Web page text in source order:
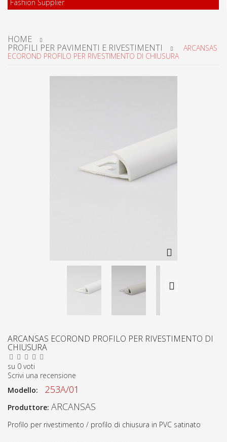
Fashion Supplier
HOME
PROFILI PER PAVIMENTI E RIVESTIMENTI
ARCANSAS
ECOROND PROFILO PER RIVESTIMENTO DI CHIUSURA
ARCANSAS ECOROND PROFILO PER RIVESTIMENTO DI
CHIUSURA
su 0 voti
Scrivi una recensione
Modello:
253A/01
Produttore: ARCANSAS
Profilo per rivestimento / profilo di chiusura in PVC satinato